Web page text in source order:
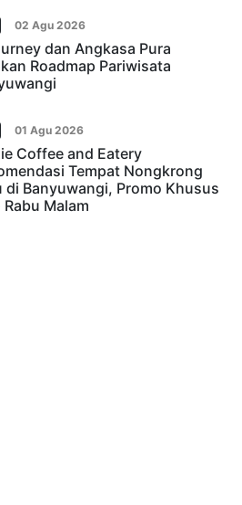
02 Agu 2026
dan Angkasa Pura
Roadmap Pariwisata
01 Agu 2026
Coffee and Eatery
Tempat Nongkrong
di Banyuwangi, Promo Khusus
Rabu Malam